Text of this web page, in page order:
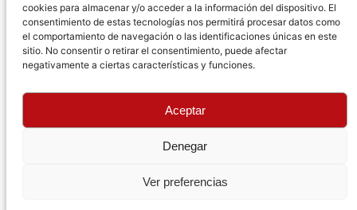
cookies para almacenar y/o acceder a la información del dispositivo. El
consentimiento de estas tecnologías nos permitirá procesar datos como
el comportamiento de navegación o las identificaciones únicas en este
sitio. No consentir o retirar el consentimiento, puede afectar
negativamente a ciertas características y funciones.
Aceptar
Denegar
Ver preferencias